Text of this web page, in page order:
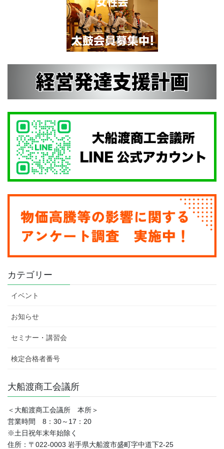
カテゴリー
イベント
お知らせ
セミナー・講習会
検定合格者番号
大船渡商工会議所
＜大船渡商工会議所 本所＞
営業時間 8：30～17：20
※土日祝年末年始除く
住所：〒022-0003 岩手県大船渡市盛町字中道下2-25